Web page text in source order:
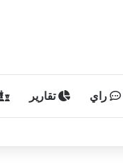
راي تقارير